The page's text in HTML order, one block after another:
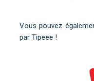
Vous pouvez
par Tipeee !